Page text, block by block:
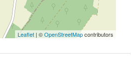
Leaflet | ©OpenStreetMapcontributors